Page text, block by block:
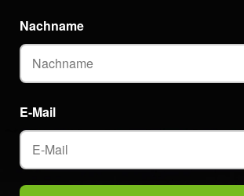
E-Mail
Nachname